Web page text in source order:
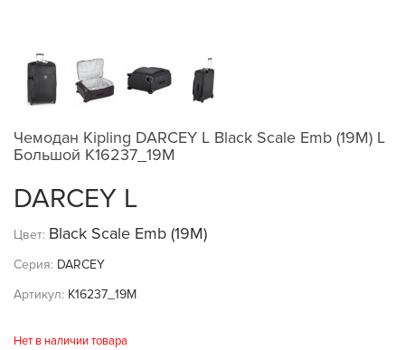
Чемодан Kipling DARCEY L Black Scale Emb (19M) L
Большой K16237_19M
DARCEY L
Цвет: Black Scale Emb (19M)
Серия: DARCEY
Артикул: K16237_19M
Нет в наличии товара